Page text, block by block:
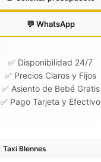
💬 WhatsApp
✅ Disponibilidad 24/7
✅ Precios Claros y Fijos
✅ Asiento de Bebé Gratis
✅ Pago Tarjeta y Efectivo
Taxi Blennes